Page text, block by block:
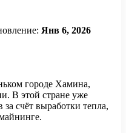
Янв 6, 2026
городе Хамина,
В этой стране уже
счёт выработки тепла,